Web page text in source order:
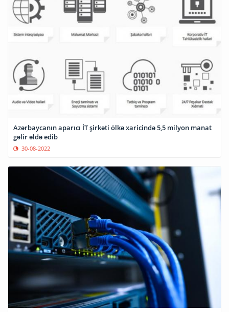
Azərbaycanın aparıcı İT şirkəti ölkə xaricində 5,5 milyon manat
gəlir əldə edib
30-08-2022